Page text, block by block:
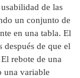
de las
un conjunto de
en una tabla. El
de que el
rebote de una
una variable